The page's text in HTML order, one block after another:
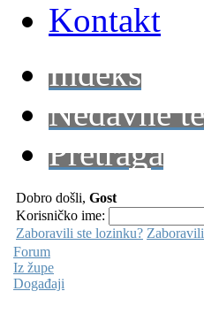
Kontakt
Indeks
Nedavne
Pretraga
Dobro došli, Gost
Korisničko ime:
Zaboravili ste lozinku?
Forum
Iz župe
Događaji